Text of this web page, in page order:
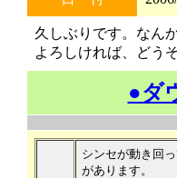
久しぶりです。なん
よろしければ、どう
●ダ
シンセが動き回
があります。